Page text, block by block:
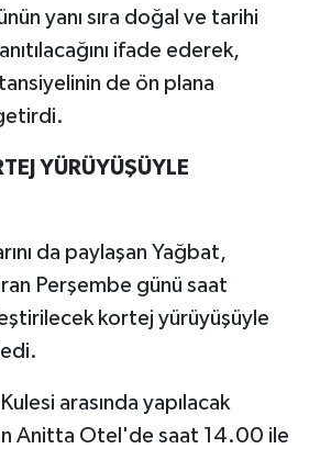
yanı sıra doğal ve tarihi
ifade ederek,
de ön plana
getirdi.
YÜRÜYÜŞÜYLE
da paylaşan Yağbat,
Perşembe günü saat
kortej yürüyüşüyle
arasında yapılacak
Anitta Otel'de saat 14.00 ile